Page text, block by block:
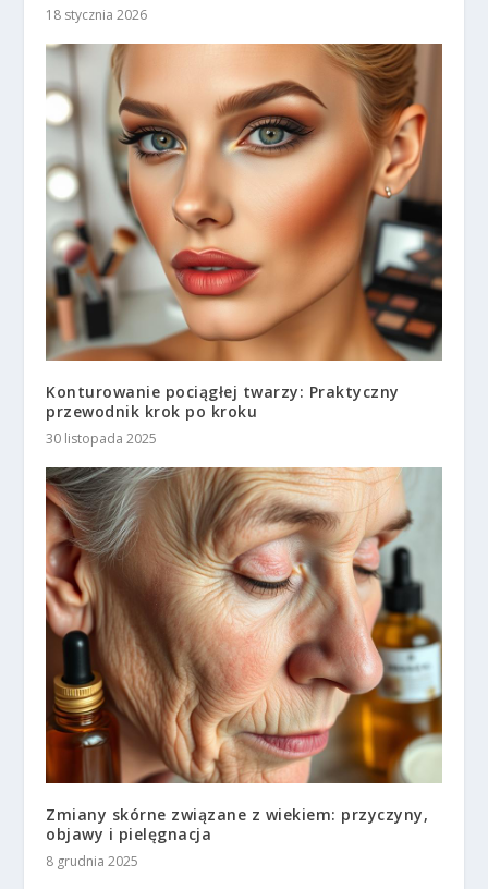
18 stycznia 2026
Konturowanie pociągłej twarzy: Praktyczny
przewodnik krok po kroku
30 listopada 2025
Zmiany skórne związane z wiekiem: przyczyny,
objawy i pielęgnacja
8 grudnia 2025